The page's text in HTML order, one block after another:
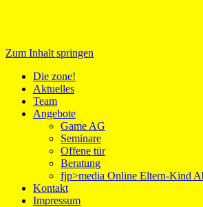
Medientreff zone!
Zum Inhalt springen
Die zone!
Aktuelles
Team
Angebote
Game AG
Seminare
Offene tür
Beratung
fjp>media Online Eltern-Kind
Kontakt
Impressum